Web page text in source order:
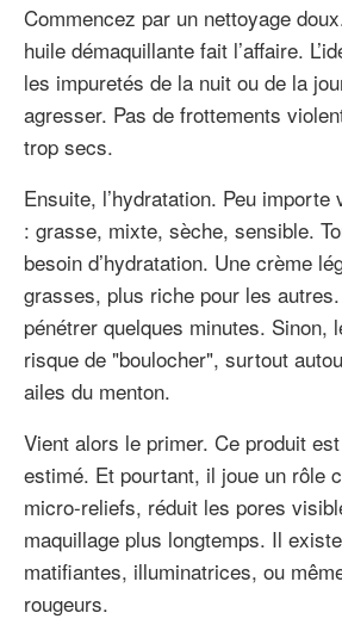
Commencez par un nettoyage
huile démaquillante fait l’affaire.
les impuretés de la nuit ou de la
agresser. Pas de frottements
trop secs.
Ensuite, l’hydratation. Peu importe
: grasse, mixte, sèche, sensible.
besoin d’hydratation. Une crème
grasses, plus riche pour les
pénétrer quelques minutes. Sinon,
risque de "boulocher", surtout
ailes du menton.
Vient alors le primer. Ce produit
estimé. Et pourtant, il joue un rôle
micro-reliefs, réduit les pores
maquillage plus longtemps. Il
matifiantes, illuminatrices, ou
rougeurs.